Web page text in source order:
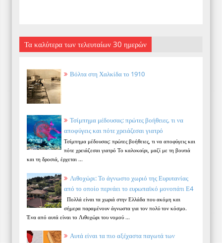
Τα καλύτερα των τελευταίων 30 ημερών
Βόλτα στη Χαλκίδα το 1910
Τσίμπημα μέδουσας: πρώτες βοήθειες, τι να
αποφύγεις και πότε χρειάζεσαι γιατρό
Τσίμπημα μέδουσας: πρώτες βοήθειες, τι να αποφύγεις και
πότε χρειάζεσαι γιατρό Το καλοκαίρι, μαζί με τη βουτιά
και τη δροσιά, έρχεται ...
Λιθοχώρι: Το άγνωστο χωριό της Ευρυτανίας
από το οποίο περνάει το ευρωπαϊκό μονοπάτι Ε4
Πολλά είναι τα χωριά στην Ελλάδα που ακόμη και
σήμερα παραμένουν άγνωστα για τον πολύ τον κόσμο.
Ένα από αυτά είναι το Λιθοχώρι του νομού ...
Αυτά είναι τα πιο αξέχαστα παγωτά των